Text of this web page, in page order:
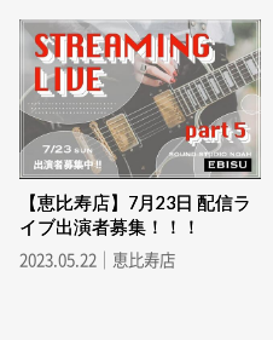
【恵比寿店】7月23日 配信ラ
イブ出演者募集！！！
2023.05.22｜恵比寿店